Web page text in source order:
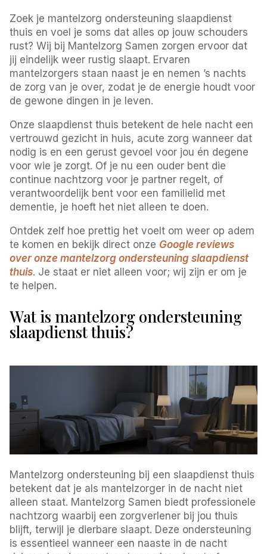
Zoek je mantelzorg ondersteuning slaapdienst
thuis en voel je soms dat alles op jouw schouders
rust? Wij bij Mantelzorg Samen zorgen ervoor dat
jij eindelijk weer rustig slaapt. Ervaren
mantelzorgers staan naast je en nemen ’s nachts
de zorg van je over, zodat je de energie houdt voor
de gewone dingen in je leven.
Onze slaapdienst thuis betekent de hele nacht een
vertrouwd gezicht in huis, acute zorg wanneer dat
nodig is en een gerust gevoel voor jou én degene
voor wie je zorgt. Of je nu een ouder bent die
continue nachtzorg voor je partner regelt, of
verantwoordelijk bent voor een familielid met
dementie, je hoeft het niet alleen te doen.
Ontdek zelf hoe prettig het voelt om weer op adem
te komen en bekijk direct onze Google reviews
over onze mantelzorg ondersteuning slaapdienst
thuis. Je staat er niet alleen voor; wij zijn er om je
te helpen.
Wat is mantelzorg ondersteuning
slaapdienst thuis?
Mantelzorg ondersteuning bij een slaapdienst thuis
betekent dat je als mantelzorger in de nacht niet
alleen staat. Mantelzorg Samen biedt professionele
nachtzorg waarbij een zorgverlener bij jou thuis
blijft, terwijl je dierbare slaapt. Deze ondersteuning
is essentieel wanneer een naaste in de nacht